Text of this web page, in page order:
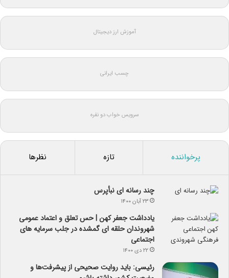
آموزش ارز دیجیتال
چسب ایرانی
سرویس خواب دو نفره
پرخواننده تازه نظرها
چند رسانه ای نبأپرس
۲۳ آبان ۱۴۰۰
یادداشت جعفر کهن | حس تعلق و اعتماد عمومی
شهروندان حلقه ای گمشده در جلب سرمایه های
اجتماعی
۲۲ دی ۱۴۰۰
رئیسی: باید روایت صحیحی از پیشرفت‌ها و